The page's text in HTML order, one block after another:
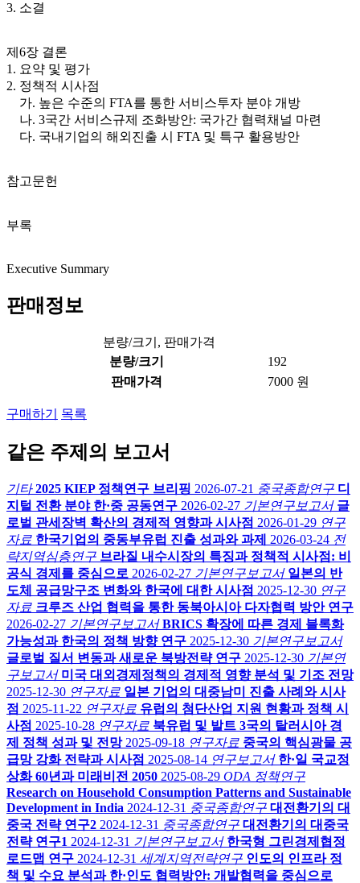
3. 소결
제6장 결론
1. 요약 및 평가
2. 정책적 시사점
가. 높은 수준의 FTA를 통한 서비스투자 분야 개방
나. 3국간 서비스규제 조화방안: 국가간 협력채널 마련
다. 국내기업의 해외진출 시 FTA 및 특구 활용방안
참고문헌
부록
Executive Summary
판매정보
분량/크기, 판매가격
분량/크기
192
판매가격
7000 원
구매하기 목록
같은 주제의 보고서
기타 2025 KIEP 정책연구 브리핑 2026-07-21 중국종합연구 디
지털 전환 분야 한·중 공동연구 2026-02-27 기본연구보고서 글
로벌 관세장벽 확산의 경제적 영향과 시사점 2026-01-29 연구
자료 한국기업의 중동부유럽 진출 성과와 과제 2026-03-24 전
략지역심층연구 브라질 내수시장의 특징과 정책적 시사점: 비
공식 경제를 중심으로 2026-02-27 기본연구보고서 일본의 반
도체 공급망구조 변화와 한국에 대한 시사점 2025-12-30 연구
자료 크루즈 산업 협력을 통한 동북아시아 다자협력 방안 연구
2026-02-27 기본연구보고서 BRICS 확장에 따른 경제 블록화
가능성과 한국의 정책 방향 연구 2025-12-30 기본연구보고서
글로벌 질서 변동과 새로운 북방전략 연구 2025-12-30 기본연
구보고서 미국 대외경제정책의 경제적 영향 분석 및 기조 전망
2025-12-30 연구자료 일본 기업의 대중남미 진출 사례와 시사
점 2025-11-22 연구자료 유럽의 첨단산업 지원 현황과 정책 시
사점 2025-10-28 연구자료 북유럽 및 발트 3국의 탈러시아 경
제 정책 성과 및 전망 2025-09-18 연구자료 중국의 핵심광물 공
급망 강화 전략과 시사점 2025-08-14 연구보고서 한·일 국교정
상화 60년과 미래비전 2050 2025-08-29 ODA 정책연구
Research on Household Consumption Patterns and Sustainable
Development in India 2024-12-31 중국종합연구 대전환기의 대
중국 전략 연구2 2024-12-31 중국종합연구 대전환기의 대중국
전략 연구1 2024-12-31 기본연구보고서 한국형 그린경제협정
로드맵 연구 2024-12-31 세계지역전략연구 인도의 인프라 정
책 및 수요 분석과 한·인도 협력방안: 개발협력을 중심으로